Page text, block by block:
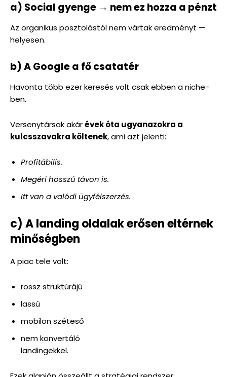
a) Social gyenge → nem ez hozza a pénzt
Az organikus posztolástól nem vártak eredményt —
helyesen.
b) A Google a fő csatatér
Havonta több ezer keresés volt csak ebben a niche-
ben.
Versenytársak akárévek óta ugyanazokra a
kulcsszavakra költenek, ami azt jelenti:
Profitábilis.
Megéri hosszú távon is.
Itt van a valódi ügyfélszerzés.
c) A landing oldalak erősen eltérnek
minőségben
A piac tele volt:
rossz struktúrájú
lassú
mobilon széteső
nem konvertáló
landingekkel.